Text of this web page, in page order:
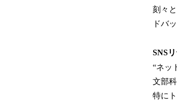
刻々
ドバ
SNS
“ネッ
文部
特に